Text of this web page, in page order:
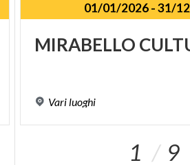
01/01/2026-31/
MIRABELLO
Vari luoghi
1 9